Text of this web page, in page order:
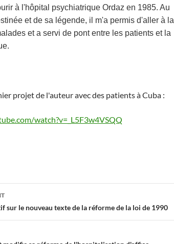
à l'hôpital psychiatrique Ordaz en 1985. Au
et de sa légende, il m'a permis d'aller à la
et a servi de pont entre les patients et la
projet de l'auteur avec des patients à Cuba :
watch?v=_L5F3w4VSQQ
sur le nouveau texte de la réforme de la loi de 1990